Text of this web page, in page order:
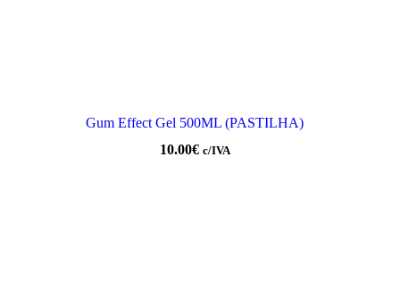
Gum Effect Gel 500ML (PASTILHA)
10.00€ c/IVA